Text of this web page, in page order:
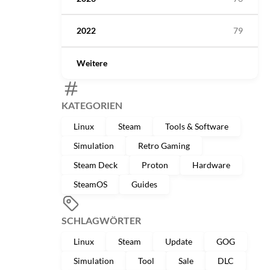
2022 79
Weitere
KATEGORIEN
Linux Steam
Tools & Software
Simulation
Retro Gaming
Steam Deck
Proton
Hardware
SteamOS
Guides
SCHLAGWÖRTER
Linux Steam Update
GOG
Simulation
Tool Sale DLC